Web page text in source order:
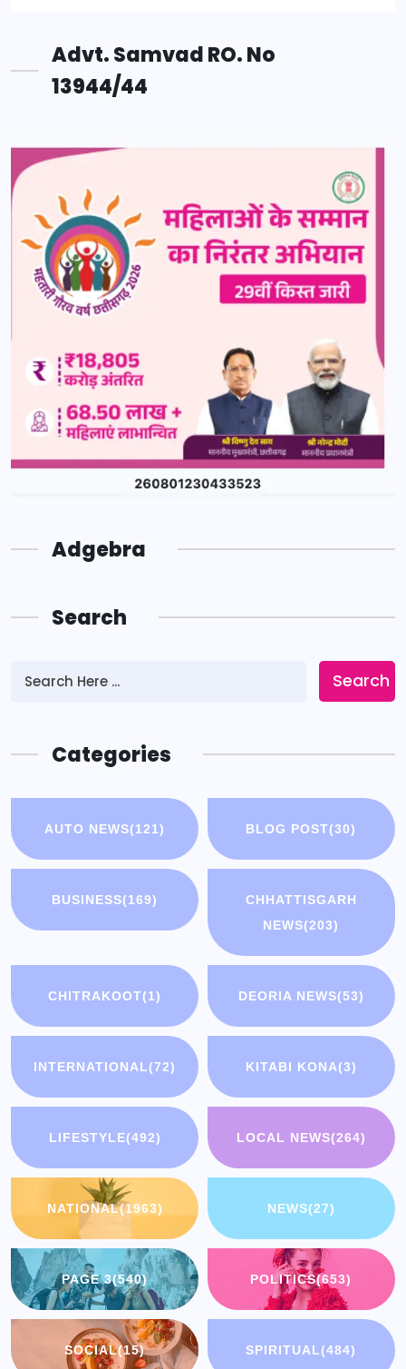
Advt. Samvad RO. No
13944/44
Adgebra
Search
Search
Categories
AUTO NEWS(121) BLOG POST(30)
BUSINESS(169)
CHHATTISGARH
NEWS(203)
CHITRAKOOT(1) DEORIA NEWS(53)
INTERNATIONAL(72) KITABI KONA(3)
LIFESTYLE(492) LOCAL NEWS(264)
NATIONAL(1963) NEWS(27)
PAGE 3(540) POLITICS(653)
SOCIAL(15) SPIRITUAL(484)